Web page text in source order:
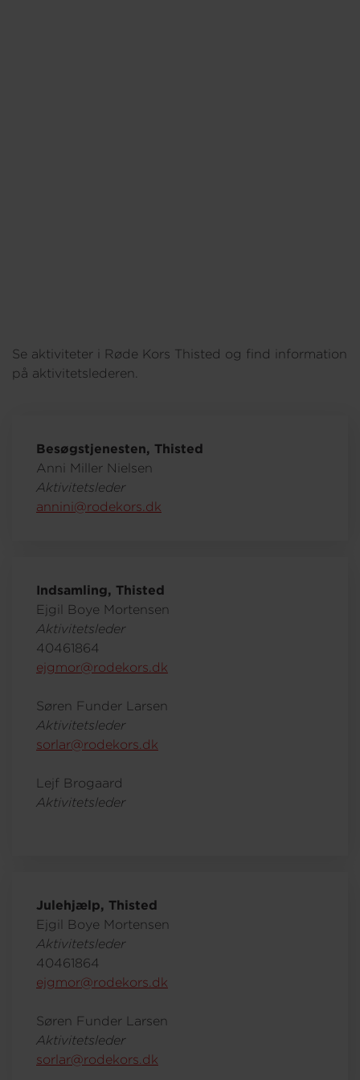
Se aktiviteter i Røde Kors Thisted og find information
på aktivitetslederen.
Besøgstjenesten, Thisted
Anni Miller Nielsen
Aktivitetsleder
annini@rodekors.dk
Indsamling, Thisted
Ejgil Boye Mortensen
Aktivitetsleder
40461864
ejgmor@rodekors.dk
Søren Funder Larsen
Aktivitetsleder
sorlar@rodekors.dk
Lejf Brogaard
Aktivitetsleder
Julehjælp, Thisted
Ejgil Boye Mortensen
Aktivitetsleder
40461864
ejgmor@rodekors.dk
Søren Funder Larsen
Aktivitetsleder
sorlar@rodekors.dk